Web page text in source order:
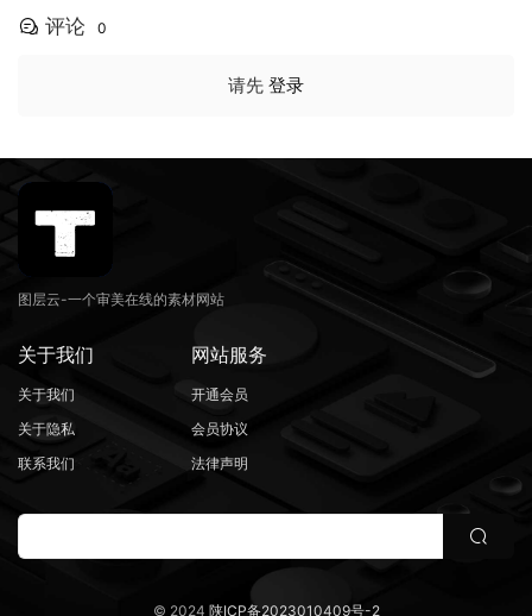
评论 0
请先 登录
图层云-一个审美在线的素材网站
关于我们
关于我们
关于隐私
联系我们
网站服务
开通会员
会员协议
法律声明
© 2024 陕ICP备2023010409号-2